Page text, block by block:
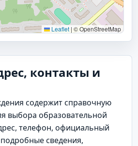
Leaflet | © OpenStreetMap
контакты и
содержит справочную
выбора образовательной
телефон, официальный
сведения,